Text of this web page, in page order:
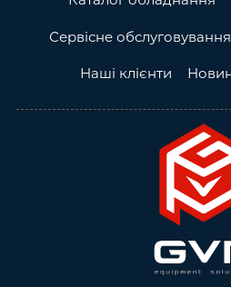
Сервісне обслуговування
Наші клієнти